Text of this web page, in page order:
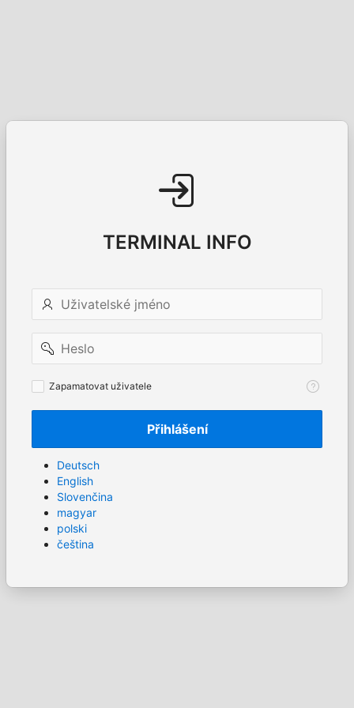
TERMINAL INFO
Uživatelské
jméno
Heslo
Zapamatovat
Zapamatovat uživatele
Přihlášení
Deutsch
English
Slovenčina
magyar
polski
čeština